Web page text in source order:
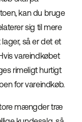
kan du bruge
sig til mere
så er det et
vareindkøbet
rimeligt hurtigt
for vareindkøb.
mængder træ